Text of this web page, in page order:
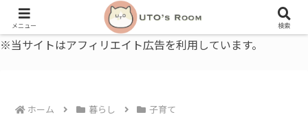
うとの部屋｜毎日に、ちょっと役立つ色と暮らし、健康のこと。
※当サイトはアフィリエイト広告を利用しています。
ホーム 暮らし 子育て
メニュー 検索